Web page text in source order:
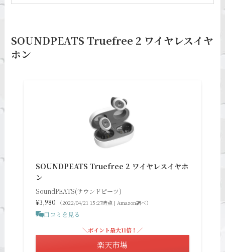
SOUNDPEATS Truefree 2 ワイヤレスイヤ
ホン
SOUNDPEATS Truefree 2 ワイヤレスイヤホ
ン
SoundPEATS(サウンドピーツ)
¥3,980
（2022/04/21 15:27時点 | Amazon調べ）
口コミを見る
＼ポイント最大11倍！／
楽天市場